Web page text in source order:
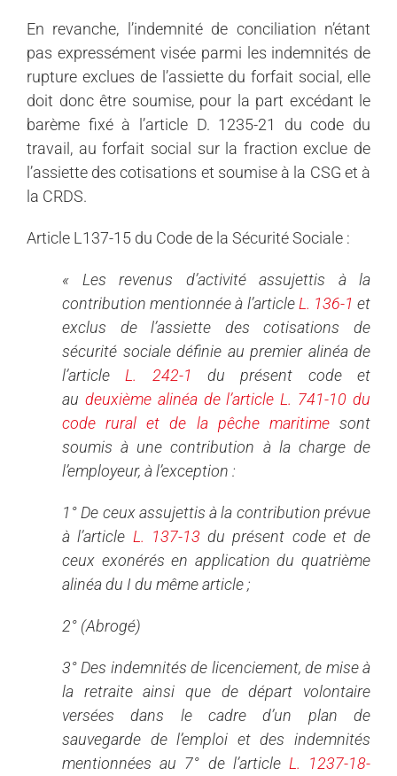
En revanche, l’indemnité de conciliation n’étant
pas expressément visée parmi les indemnités de
rupture exclues de l’assiette du forfait social, elle
doit donc être soumise, pour la part excédant le
barème fixé à l’article D. 1235-21 du code du
travail, au forfait social sur la fraction exclue de
l’assiette des cotisations et soumise à la CSG et à
la CRDS.
Article L137-15 du Code de la Sécurité Sociale :
« Les revenus d’activité assujettis à la
contribution mentionnée à l’article L. 136-1et
exclus de l’assiette des cotisations de
sécurité sociale définie au premier alinéa de
l’article L. 242-1du présent code et
au deuxième alinéa de l’article L. 741-10 du
code rural et de la pêche maritime sont
soumis à une contribution à la charge de
l’employeur, à l’exception :
1° De ceux assujettis à la contribution prévue
à l’article L. 137-13 du présent code et de
ceux exonérés en application du quatrième
alinéa du I du même article ;
2° (Abrogé)
3° Des indemnités de licenciement, de mise à
la retraite ainsi que de départ volontaire
versées dans le cadre d’un plan de
sauvegarde de l’emploi et des indemnités
mentionnées au 7° de l’article L. 1237-18-